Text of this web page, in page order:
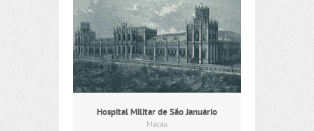
Hospital Militar de São Januário
Macau